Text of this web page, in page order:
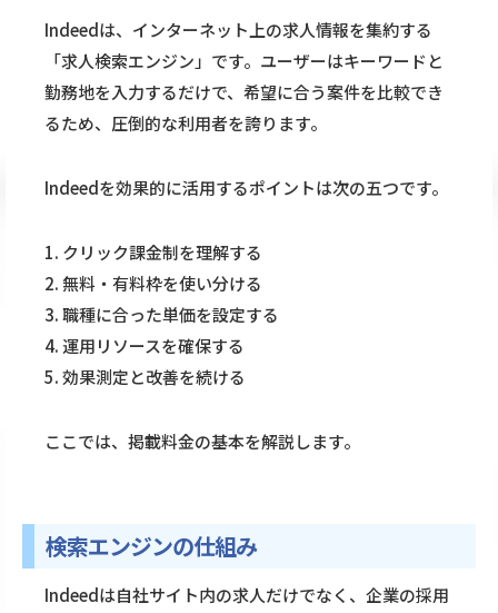
Indeedは、インターネット上の求人情報を集約する
「求人検索エンジン」です。ユーザーはキーワードと
勤務地を入力するだけで、希望に合う案件を比較でき
るため、圧倒的な利用者を誇ります。
Indeedを効果的に活用するポイントは次の五つです。
1. クリック課金制を理解する
2. 無料・有料枠を使い分ける
3. 職種に合った単価を設定する
4. 運用リソースを確保する
5. 効果測定と改善を続ける
ここでは、掲載料金の基本を解説します。
検索エンジンの仕組み
Indeedは自社サイト内の求人だけでなく、企業の採用